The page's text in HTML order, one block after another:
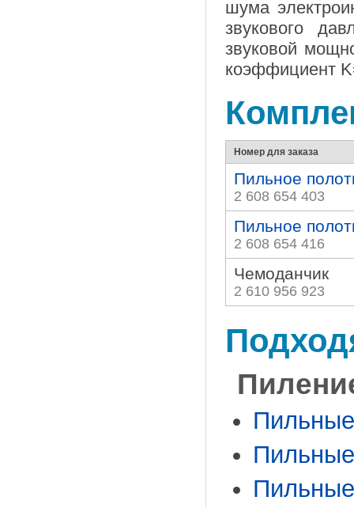
шума
звукового
звуковой
коэффициент
Номер для заказа
Пильное
2 608 654 403
Пильное
2 608 654 416
Чемоданчик
2 610 956 923